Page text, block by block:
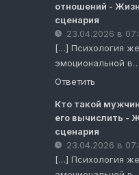
отношений -
сценария
23.04.2026 в
[…] Психология
эмоциональной
Ответить
Кто такой
его вычислить -
сценария
23.04.2026 в
[…] Психология